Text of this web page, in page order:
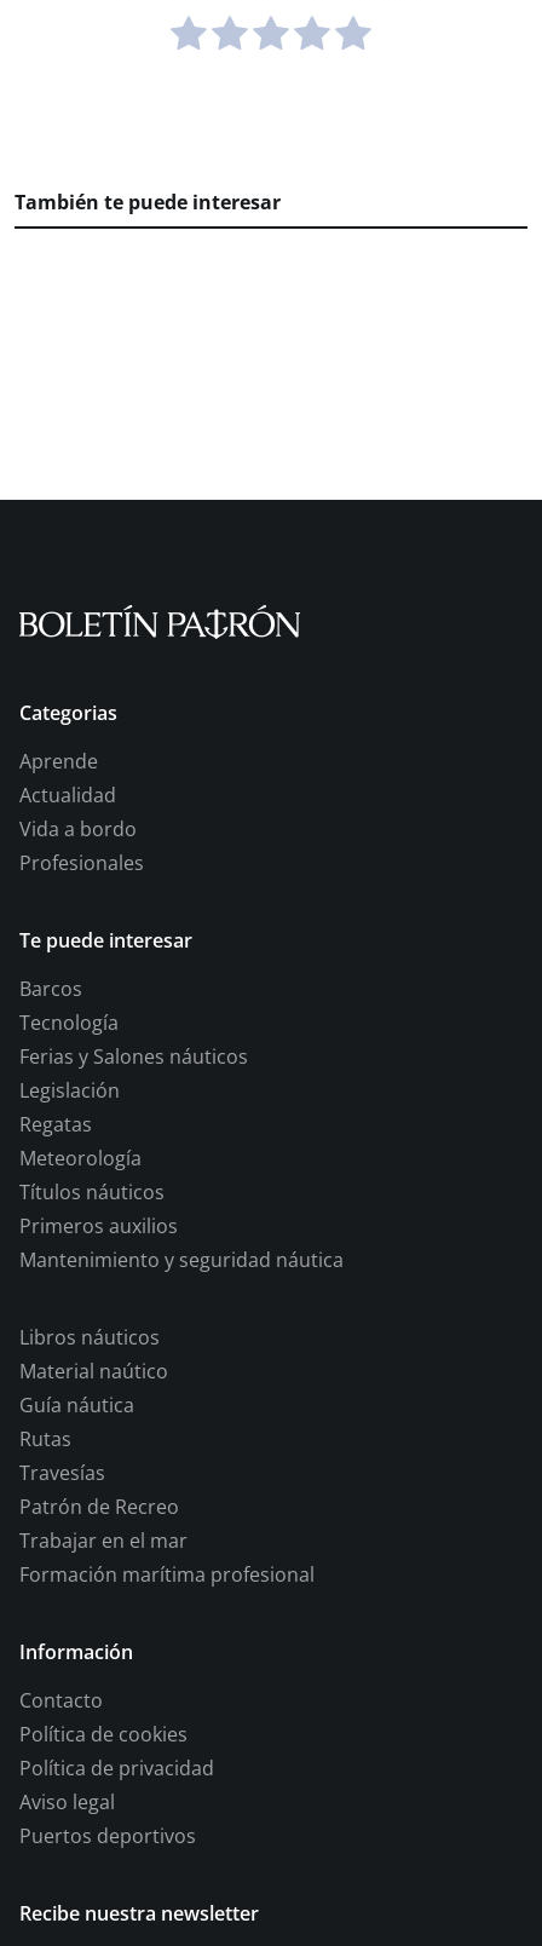
También te puede interesar
Categorias
Aprende
Actualidad
Vida a bordo
Profesionales
Te puede interesar
Barcos
Tecnología
Ferias y Salones náuticos
Legislación
Regatas
Meteorología
Títulos náuticos
Primeros auxilios
Mantenimiento y seguridad náutica
Libros náuticos
Material naútico
Guía náutica
Rutas
Travesías
Patrón de Recreo
Trabajar en el mar
Formación marítima profesional
Información
Contacto
Política de cookies
Política de privacidad
Aviso legal
Puertos deportivos
Recibe nuestra newsletter